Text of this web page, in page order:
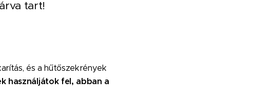
tart!
és a hűtőszekrények
használjátok fel, abban a